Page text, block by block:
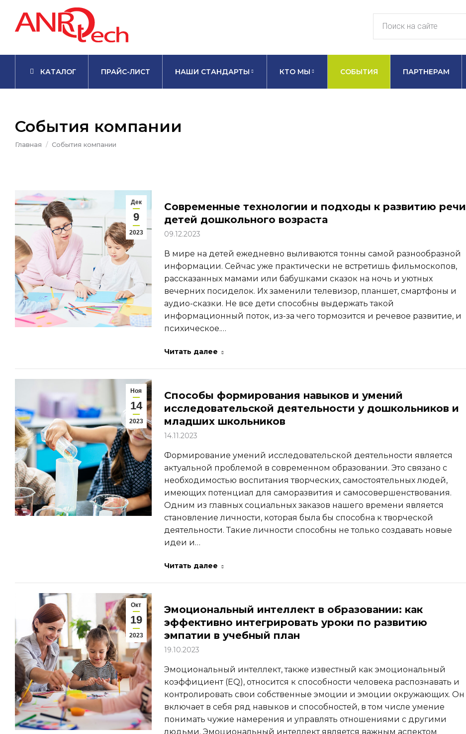
КАТАЛОГ ПРАЙС-ЛИСТ НАШИ СТАНДАРТЫ КТО МЫ СОБЫТИЯ ПАРТНЕРАМ
События компании
Вы здесь:
Главная События компании
Дек
9
2023
Современные технологии и подходы к развитию речи
детей дошкольного возраста
09.12.2023
В мире на детей ежедневно выливаются тонны самой разнообразной
информации. Сейчас уже практически не встретишь фильмоскопов,
рассказанных мамами или бабушками сказок на ночь и уютных
вечерних посиделок. Их заменили телевизор, планшет, смартфоны и
аудио-сказки. Не все дети способны выдержать такой
информационный поток, из-за чего тормозится и речевое развитие, и
психическое.…
Читать далее
Ноя
14
2023
Способы формирования навыков и умений
исследовательской деятельности у дошкольников и
младших школьников
14.11.2023
Формирование умений исследовательской деятельности является
актуальной проблемой в современном образовании. Это связано с
необходимостью воспитания творческих, самостоятельных людей,
имеющих потенциал для саморазвития и самосовершенствования.
Одним из главных социальных заказов нашего времени является
становление личности, которая была бы способна к творческой
деятельности. Такие личности способны не только создавать новые
идеи и…
Читать далее
Окт
19
2023
Эмоциональный интеллект в образовании: как
эффективно интегрировать уроки по развитию
эмпатии в учебный план
19.10.2023
Эмоциональный интеллект, также известный как эмоциональный
коэффициент (EQ), относится к способности человека распознавать и
контролировать свои собственные эмоции и эмоции окружающих. Он
включает в себя ряд навыков и способностей, в том числе умение
понимать чужие намерения и управлять отношениями с другими
людьми. Эмоциональный интеллект является важным аспектом